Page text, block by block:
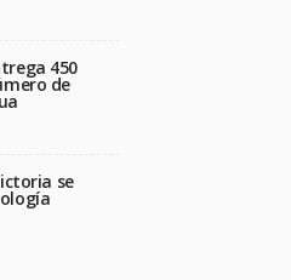
450
de
se